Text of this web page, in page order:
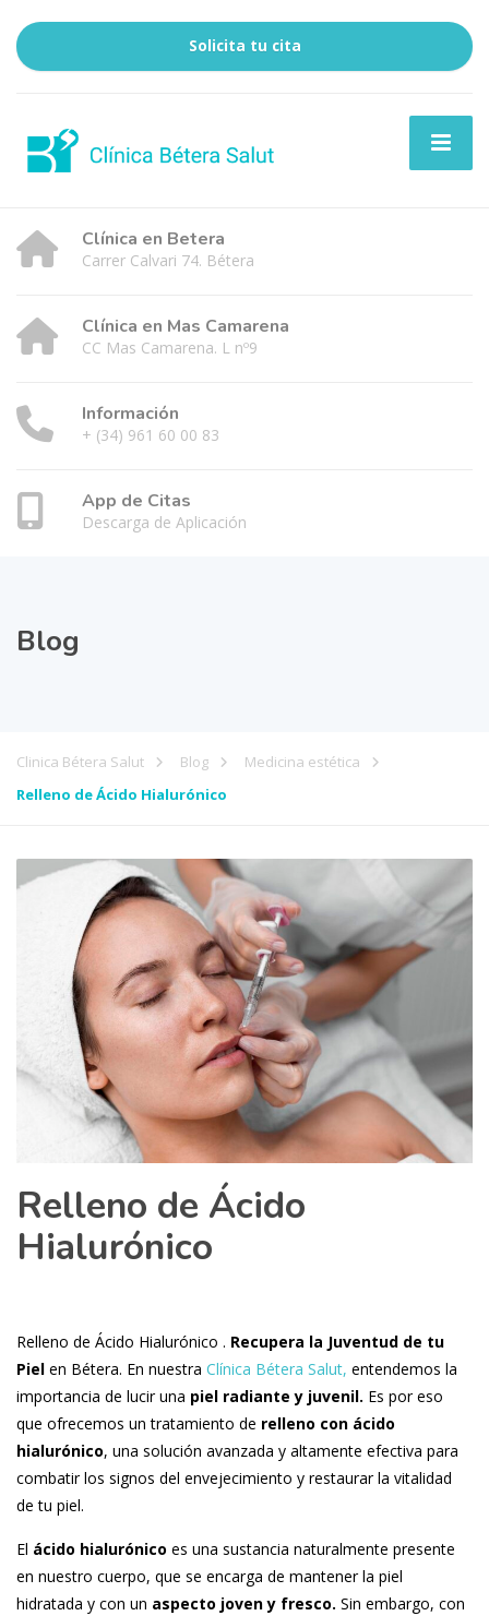
Solicita tu cita
Clínica en Betera
Carrer Calvari 74. Bétera
Clínica en Mas Camarena
CC Mas Camarena. L nº9
Información
+ (34) 961 60 00 83
App de Citas
Descarga de Aplicación
Blog
Clinica Bétera Salut Blog
Medicina estética
Relleno de Ácido Hialurónico
Relleno de Ácido
Hialurónico
Relleno de Ácido Hialurónico . Recupera la Juventud de tu
Piel en Bétera. En nuestra Clínica Bétera Salut, entendemos la
importancia de lucir una piel radiante y juvenil. Es por eso
que ofrecemos un tratamiento de relleno con ácido
hialurónico, una solución avanzada y altamente efectiva para
combatir los signos del envejecimiento y restaurar la vitalidad
de tu piel.
El ácido hialurónico es una sustancia naturalmente presente
en nuestro cuerpo, que se encarga de mantener la piel
hidratada y con un aspecto joven y fresco. Sin embargo, con